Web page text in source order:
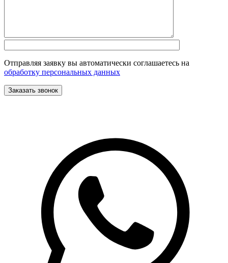
Отправляя заявку вы автоматически соглашаетесь на
обработку персональных данных